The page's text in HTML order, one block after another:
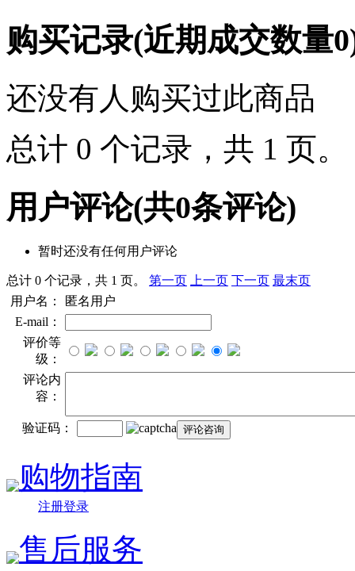
购买记录(近期成交数量0
还没有人购买过此商品
总计 0 个记录，共 1 页。
用户评论(共0条评论)
暂时还没有任何用户评论
总计 0 个记录，共 1 页。 第一页 上一页 下一页 最末页
用户名：
匿名用户
E-mail：
评价等
级：
评论内
容：
验证码：
购物指南
注册登录
售后服务